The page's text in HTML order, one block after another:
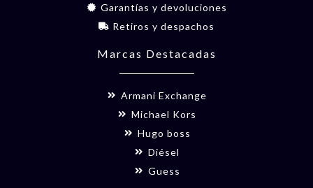
Garantías y devoluciones
Retiros y despachos
Marcas Destacadas
Armani Exchange
Michael Kors
Hugo boss
Diésel
Guess